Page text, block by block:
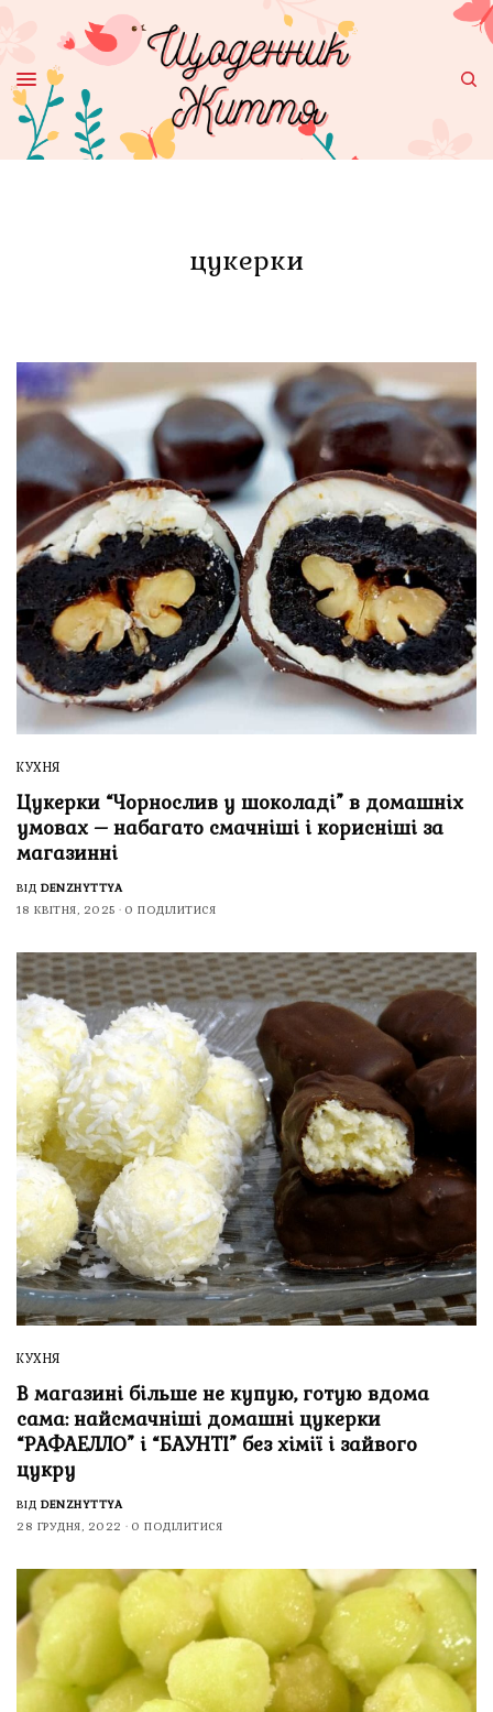
цукерки
КУХНЯ
Цукерки “Чорнослив у шоколаді” в домашніх
умовах – набагато смачніші і корисніші за
магазинні
ВІД DENZHYTTYA
18 КВІТНЯ, 2025
0 ПОДІЛИТИСЯ
КУХНЯ
В магазині більше не купую, готую вдома
сама: найсмачніші домашні цукерки
“РАФАЕЛЛО” і “БАУНТІ” без хімії і зайвого
цукру
ВІД DENZHYTTYA
28 ГРУДНЯ, 2022
0 ПОДІЛИТИСЯ